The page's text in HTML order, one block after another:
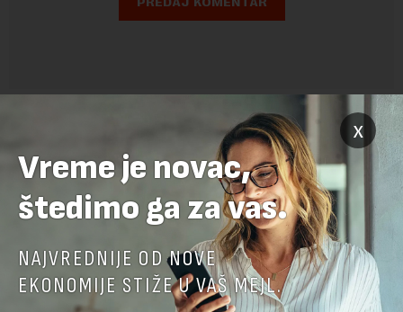
POVEZANI SADRŽAJI
x
Vreme je novac,
štedimo ga za vas.
NAJVREDNIJE OD NOVE
EKONOMIJE STIŽE U VAŠ MEJL.